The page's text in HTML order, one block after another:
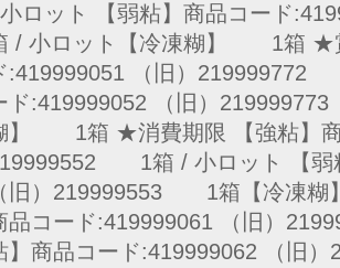
ロット 【弱粘】商品コード
/ 小ロット【冷凍糊】 1箱 ★
:419999051 （旧）
ド:419999052 （旧）
】 1箱 ★消費期限 【強粘】商
1箱 / 小ロット 【弱
（旧）219999553 1箱【冷凍
品コード:419999061 （旧）
】商品コード:419999062 （旧